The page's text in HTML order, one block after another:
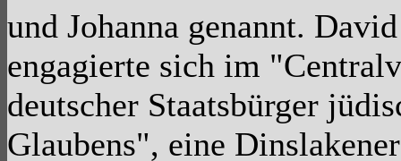
und Johanna genannt.
engagierte sich im
deutscher Staatsbürger
Glaubens", eine